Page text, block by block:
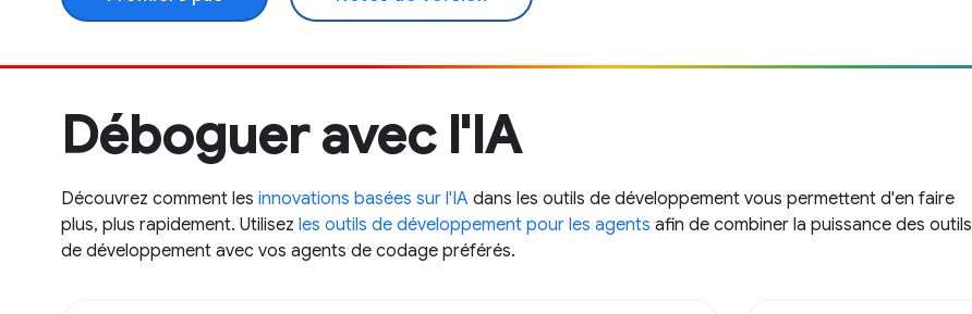
Déboguer avec l'IA
Découvrez comment les innovations basées sur l'IA dans les outils de développement vous permettent d'en faire
plus, plus rapidement. Utilisez les outils de développement pour les agents afin de combiner la puissance des outils
de développement avec vos agents de codage préférés.